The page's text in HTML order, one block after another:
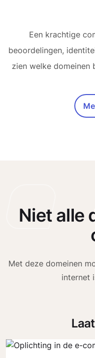
Een krachtige
beoordelingen,
zien welke domeinen
Niet alle
Met deze domeinen
internet